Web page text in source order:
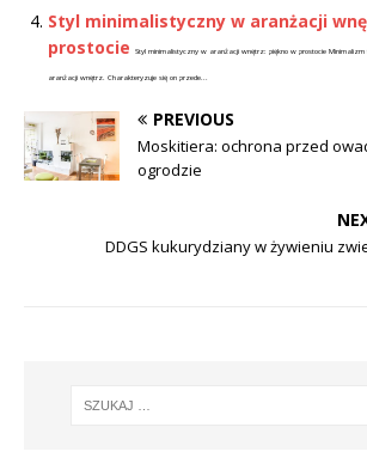
Styl minimalistyczny w aranżacji
prostocie
Styl minimalistyczny w aranżacji wnętrz: piękno w prostocie
aranżacji wnętrz. Charakteryzuje się on przede...
PREVIOUS
Moskitiera: ochrona przed
ogrodzie
DDGS kukurydziany w żywieniu